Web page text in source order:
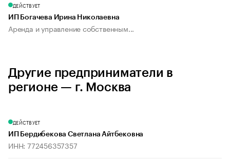
ДЕЙСТВУЕТ
ИП Богачева Ирина Николаевна
Аренда и управление собственным...
Другие предприниматели в
регионе — г. Москва
ДЕЙСТВУЕТ
ИП Бердибекова Светлана Айтбековна
ИНН: 772456357357